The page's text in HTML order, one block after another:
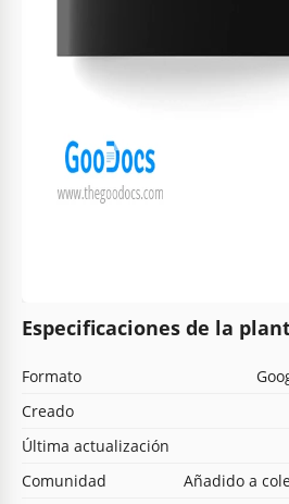
Especificaciones de la
Formato
Creado
Última actualización
Comunidad
Añadido a